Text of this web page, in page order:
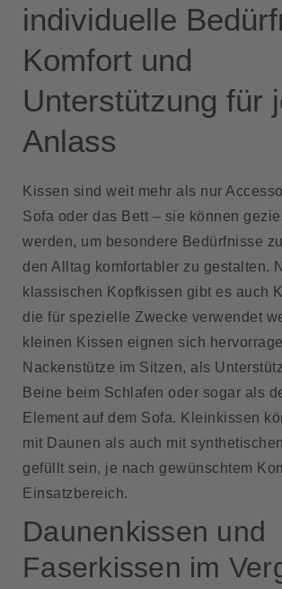
individuelle
Komfort und
Unterstützung für
Anlass
Kissen sind weit mehr als nur
Sofa oder das Bett – sie können
werden, um besondere Bedürfnisse
den Alltag komfortabler zu gestalten.
klassischen Kopfkissen gibt es auch
die für spezielle Zwecke verwendet
kleinen Kissen eignen sich
Nackenstütze im Sitzen, als
Beine beim Schlafen oder sogar als
Element auf dem Sofa. Kleinkissen
mit Daunen als auch mit
gefüllt sein, je nach gewünschtem
Einsatzbereich.
Daunenkissen und
Faserkissen im